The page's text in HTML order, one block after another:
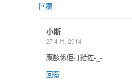
回覆
小斯
27 4 月, 2014
應該係佢打錯佐-_-
回覆